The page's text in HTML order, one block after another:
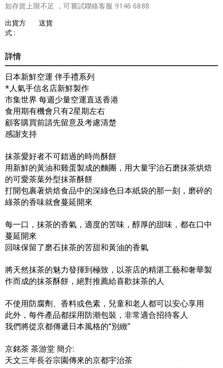
如存貨上限不足 ，可嘗試聯絡客服 9146 6888
出貨方
式 :
送貨
詳情
日本新鮮空運 伴手禮系列
*人氣手信名店新鮮製作
市集世界 每週少量空運直送香港
食用期有機會只有2星期左右
顧客購買前請先留意及考慮清楚
感謝支持
抹茶愛好者不可錯過的時尚酥餅
用新鮮的黃油和雞蛋製成的麵團，用大量宇治石磨抹茶烘焙
的可愛茶葉外型抹茶酥餅
打開包裹著烘焙食品中的深綠色日本紙袋的那一刻，磨碎的
綠茶的香味就會蔓延開來
每一口，抹茶的香氣，適度的苦味，醇厚的甜味，都在口中
蔓延開來
回味保留了磨石抹茶的苦甜和黃油的香氣
將天然抹茶的魅力發揮到極致，以茶店的精湛工藝和奢華製
作而成的抹茶酥餅，絕對推薦給喜歡抹茶的人
不使用防腐劑、香料或色素，兒童和老人都可以安心享用
此外，每件產品都採用防潮包裝，非常適合招待客人
我們將從京都傳遞日本風格的“別緻”
京銘茶 茶游堂 簡介:
天文三年長谷宗園傳來的京都宇治茶